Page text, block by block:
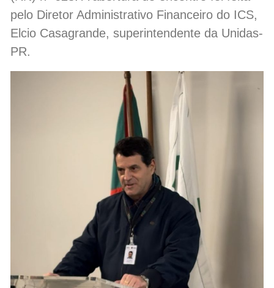
pelo Diretor Administrativo Financeiro do ICS,
Elcio Casagrande, superintendente da Unidas-
PR.